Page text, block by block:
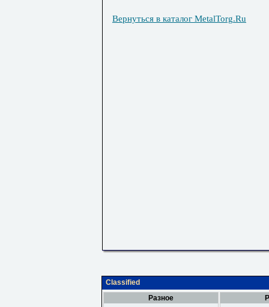
Вернуться в каталог MetalTorg.Ru
Classified
Разное